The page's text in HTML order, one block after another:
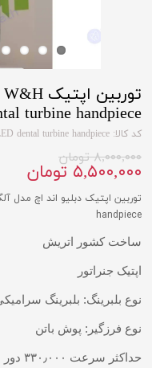
turbine handpiece
کد کالا: W&H Alegra TE-98 BC LED dental turbine handpiece
۸,۰۰۰,۰۰۰ تومان
۵,۵۰۰,۰۰۰ تومان
handpiece
ساخت کشور اتریش
اپتیک جنراتور
نوع بلبرینگ: بلبرینگ
نوع فرزگیر: پوش باتن
حداکثر سرعت ۳۳۰ ٫۰۰۰ دور